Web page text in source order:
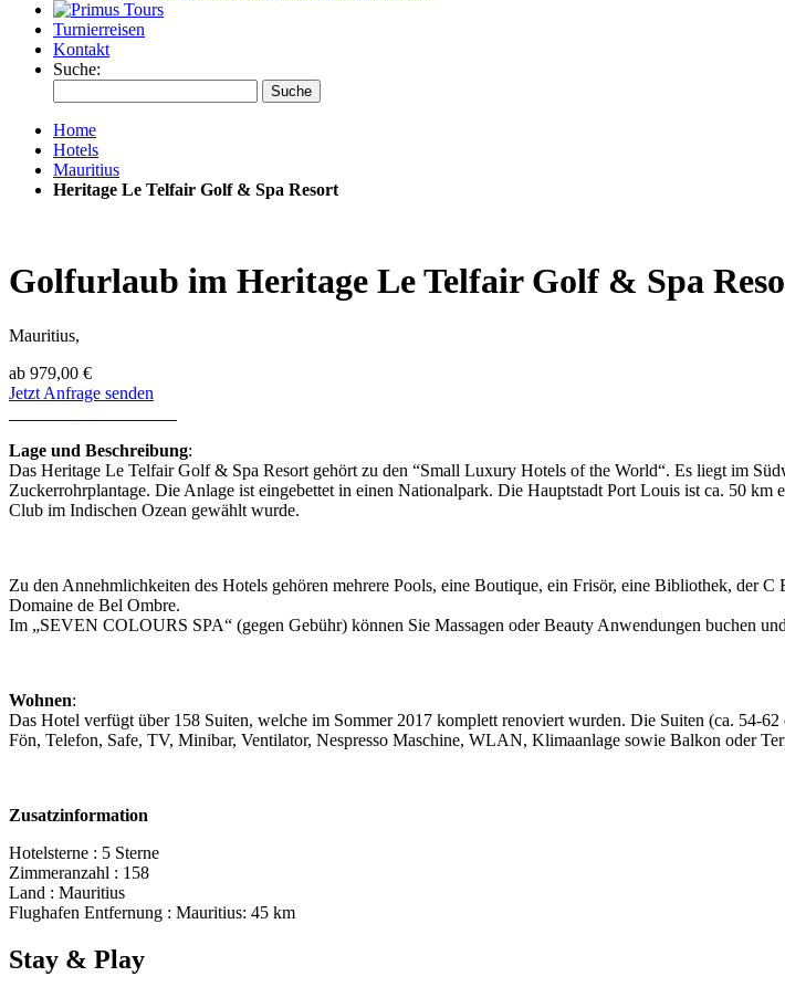
Turnierreisen
Kontakt
Suche:
Suche
Home
Hotels
Mauritius
Heritage Le Telfair Golf & Spa Resort
Golfurlaub im Heritage Le Telfair Golf & Spa
Mauritius,
ab 979,00 €
Jetzt Anfrage senden
Lage und Beschreibung:
Das Heritage Le Telfair Golf & Spa Resort gehört zu den “Small Luxury Hotels of the World“. Es liegt im
Zuckerrohrplantage. Die Anlage ist eingebettet in einen Nationalpark. Die Hauptstadt Port Louis ist ca. 50
Club im Indischen Ozean gewählt wurde.
Zu den Annehmlichkeiten des Hotels gehören mehrere Pools, eine Boutique, ein Frisör, eine Bibliothek, der
Domaine de Bel Ombre.
Im „SEVEN COLOURS SPA“ (gegen Gebühr) können Sie Massagen oder Beauty Anwendungen buchen
Wohnen:
Das Hotel verfügt über 158 Suiten, welche im Sommer 2017 komplett renoviert wurden. Die Suiten (ca. 54-
Fön, Telefon, Safe, TV, Minibar, Ventilator, Nespresso Maschine, WLAN, Klimaanlage sowie Balkon oder
Zusatzinformation
Hotelsterne : 5 Sterne
Zimmeranzahl : 158
Land : Mauritius
Flughafen Entfernung : Mauritius: 45 km
Stay & Play